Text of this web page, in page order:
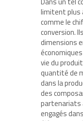
limitent plus
comme le
conversion.
dimensions
vie du
quantité de
dans la
des
partenariats
engagés